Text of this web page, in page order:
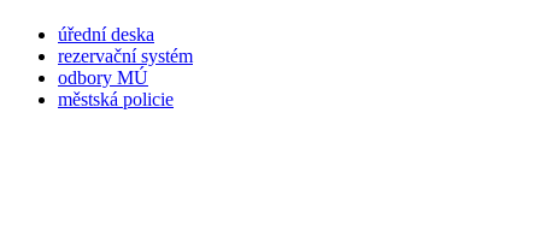
úřední deska
rezervační systém
odbory MÚ
městská policie